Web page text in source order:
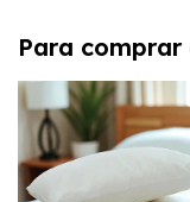
Para